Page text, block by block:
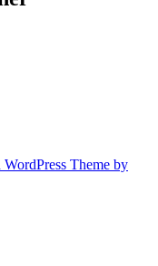
Theme by